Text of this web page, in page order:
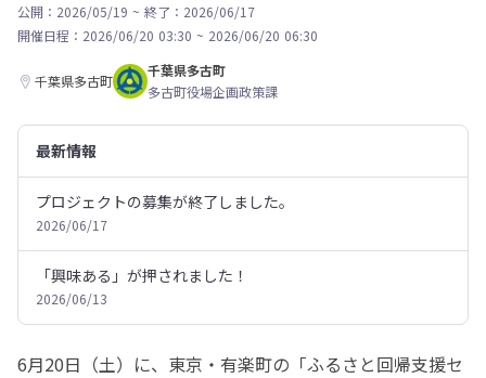
公開：2026/05/19 ~ 終了：2026/06/17
開催日程： 2026/06/20 03:30 ~ 2026/06/20 06:30
千葉県多古町
千葉県多古町
多古町役場企画政策課
最新情報
プロジェクトの募集が終了しました。
2026/06/17
「興味ある」が押されました！
2026/06/13
6月20日（土）に、東京・有楽町の「ふるさと回帰支援セ